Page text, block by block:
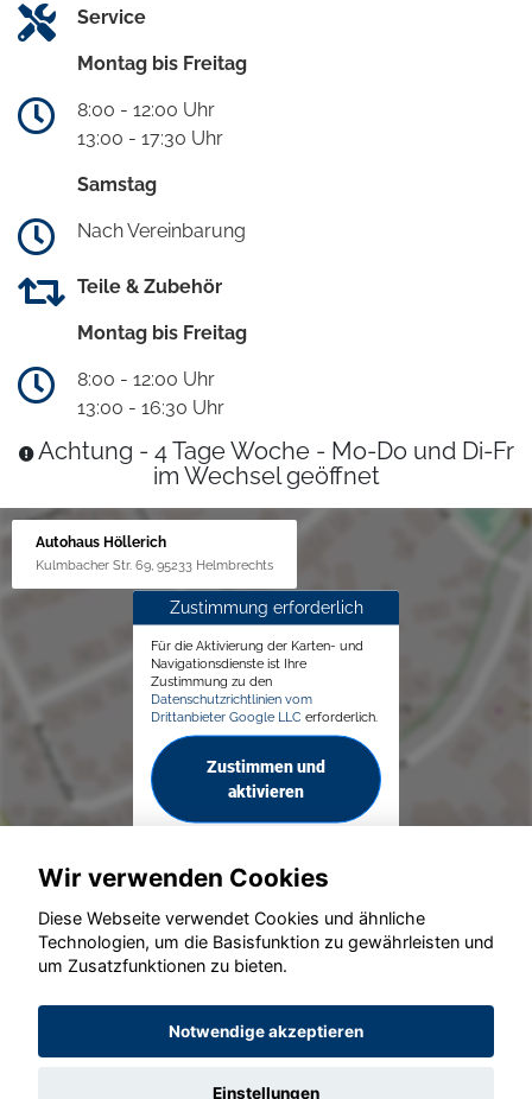
Service
Montag bis Freitag
8:00 - 12:00 Uhr
13:00 - 17:30 Uhr
Samstag
Nach Vereinbarung
Teile & Zubehör
Montag bis Freitag
8:00 - 12:00 Uhr
13:00 - 16:30 Uhr
Achtung - 4 Tage Woche - Mo-Do und Di-Fr
im Wechsel geöffnet
Autohaus Höllerich
Kulmbacher Str. 69, 95233 Helmbrechts
Zustimmung erforderlich
Für die Aktivierung der Karten- und
Navigationsdienste ist Ihre
Zustimmung zu den
Datenschutzrichtlinien vom
Drittanbieter Google LLC erforderlich.
Zustimmen und
aktivieren
© konjunkturmotor.de GmbH 2020 - 2026
Wir verwenden Cookies
Diese Webseite verwendet Cookies und ähnliche
Technologien, um die Basisfunktion zu gewährleisten und
um Zusatzfunktionen zu bieten.
Notwendige akzeptieren
Einstellungen